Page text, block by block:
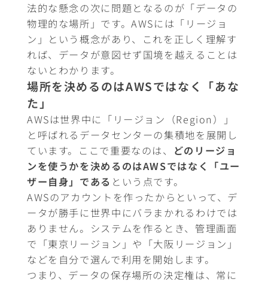
法的な懸念の次に問題となるのが「データの
物理的な場所」です。AWSには「リージョ
ン」という概念があり、これを正しく理解す
れば、データが意図せず国境を越えることは
ないとわかります。
場所を決めるのはAWSではなく「あな
た」
AWSは世界中に「リージョン（Region）」
と呼ばれるデータセンターの集積地を展開し
ています。ここで重要なのは、 どのリージョ
ンを使うかを決めるのはAWSではなく「ユー
ザー自身」である という点です。
AWSのアカウントを作ったからといって、デ
ータが勝手に世界中にバラまかれるわけでは
ありません。システムを作るとき、管理画面
で「東京リージョン」や「大阪リージョン」
などを自分で選んで利用を開始します。
つまり、データの保存場所の決定権は、常に